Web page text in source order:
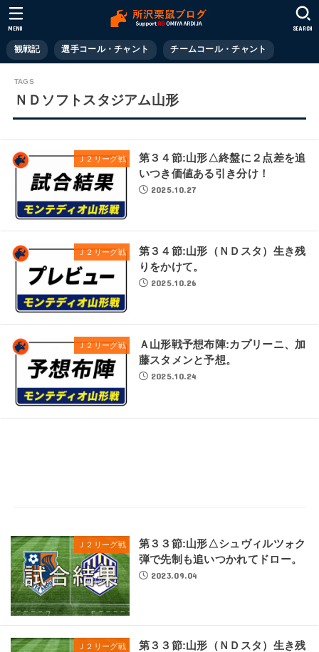
観戦記 選手コール・チャント チームコール・チャント
SEARCH
MENU
ＮＤソフトスタジアム山形
Ｊ２リーグ戦
第３４節:山形△終盤に２点差を追
いつき価値ある引き分け！
2025.10.27
Ｊ２リーグ戦
第３４節:山形（ＮＤスタ）生き残
りをかけて。
2025.10.26
Ｊ２リーグ戦
Ａ山形戦予想布陣:カプリーニ、加
藤スタメンと予想。
2025.10.24
Ｊ２リーグ戦
第３３節:山形△シュヴィルツォク
弾で先制も追いつかれてドロー。
2023.09.04
Ｊ２リーグ戦
第３３節:山形（ＮＤスタ）生き残